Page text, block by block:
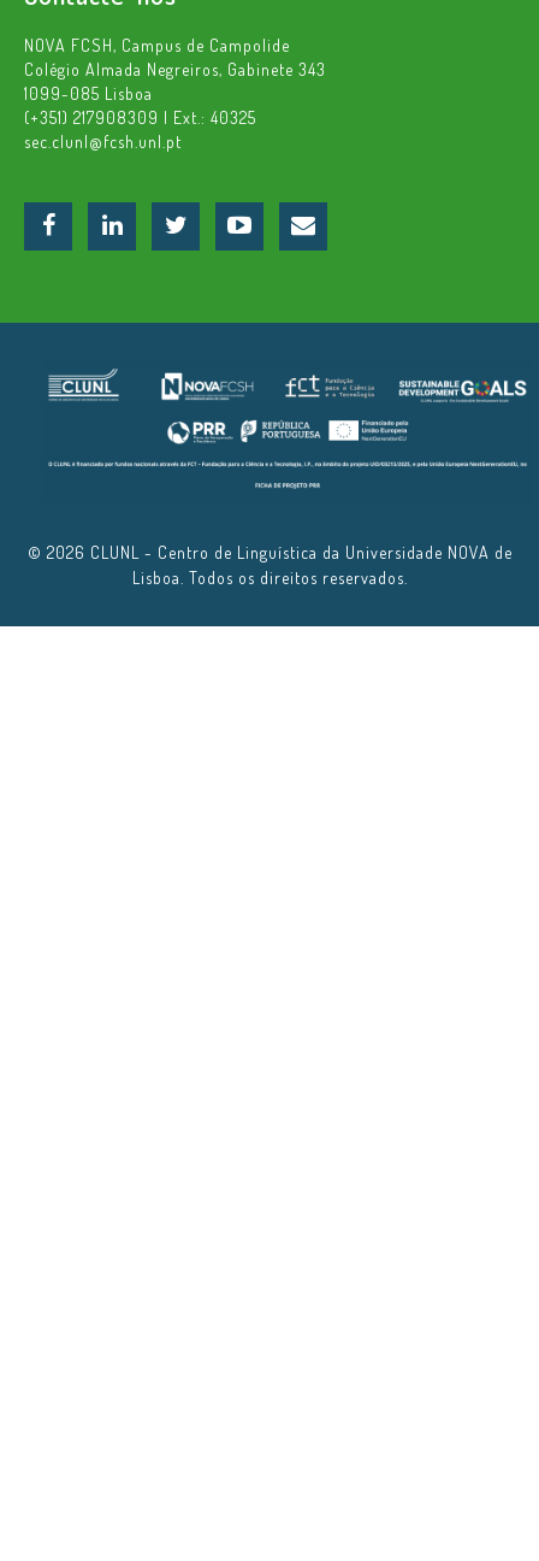
NOVA FCSH, Campus de Campolide
Colégio Almada Negreiros, Gabinete 343
1099-085 Lisboa
(+351) 217908309 | Ext.: 40325
sec.clunl@fcsh.unl.pt
© 2026 CLUNL - Centro de Linguística da Universidade NOVA de
Lisboa. Todos os direitos reservados.